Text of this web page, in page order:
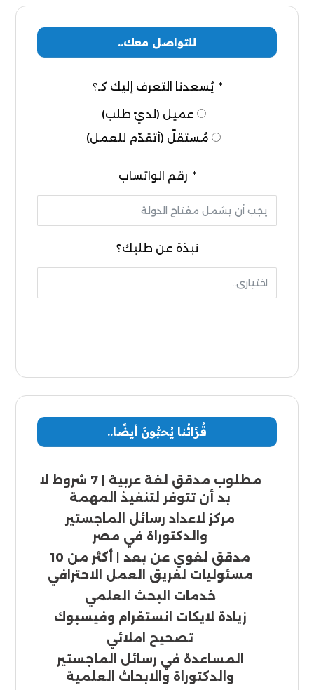
للتواصل معك..
يُسعدنا التعرف إليك كـ؟
عميل (لديّ طلب)
مُستقلّ (أتقدّم للعمل)
رقم الواتساب
نبذة عن طلبك؟
قُرَّائُنا يُحبُّونَ أيضًا..
مطلوب مدقق لغة عربية | 7 شروط لا
بد أن تتوفر لتنفيذ المهمة
مركز لاعداد رسائل الماجستير
والدكتوراة في مصر
مدقق لغوي عن بعد | أكثر من 10
مسئوليات لفريق العمل الاحترافي
خدمات البحث العلمي
زيادة لايكات انستقرام وفيسبوك
تصحيح املائي
المساعدة في رسائل الماجستير
والدكتوراة والابحاث العلمية